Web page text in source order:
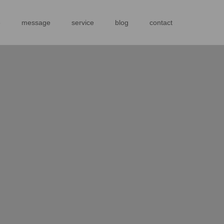
message service blog contact